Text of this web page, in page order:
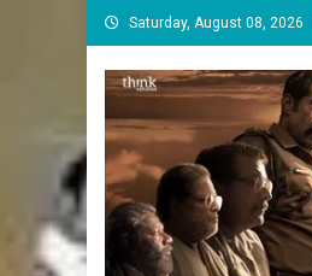
Skip
to
content
Saturday, August 08, 2026
Cinema